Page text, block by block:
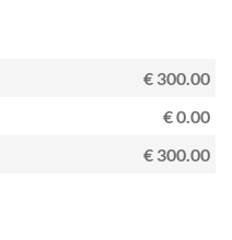
€ 300.00
€ 0.00
€ 300.00